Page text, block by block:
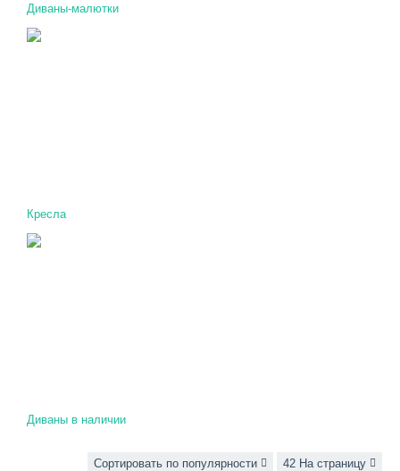
Диваны-малютки
Кресла
Диваны в наличии
Сортировать по популярности 42 На страницу